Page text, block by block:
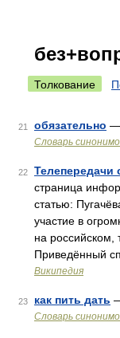
Толкование
21 обязательно —
Словарь
22 Телепередачи
страница
статью:
участие в
на российском,
Приведённый
Википедия
23 как пить дать
Словарь